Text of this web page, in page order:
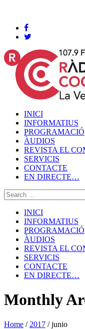
INICI
INFORMATIUS
PROGRAMACIÓ
ÀUDIOS
REVISTA EL
SERVICIS
CONTACTE
EN DIRECTE…
INICI
INFORMATIUS
PROGRAMACIÓ
ÀUDIOS
REVISTA EL
SERVICIS
CONTACTE
EN DIRECTE…
Monthly
Home / 2017 /junio